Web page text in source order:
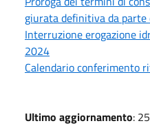
giurata definitiva da
Interruzione erogazione
2024
Calendario conferimento
Ultimo aggiornamento: